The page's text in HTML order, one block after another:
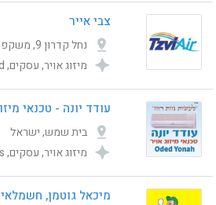
צבי אייר
נחל קדרון 9, משקפיים, בית שמש, ישראל
עודד יונה - טכנאי
בית שמש, ישראל
מיכאל גוטמן, חשמלאי